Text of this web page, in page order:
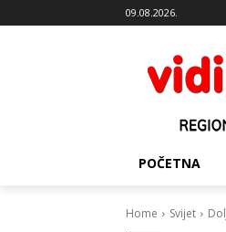
09.08.2026.
POČETNA
Home Svijet